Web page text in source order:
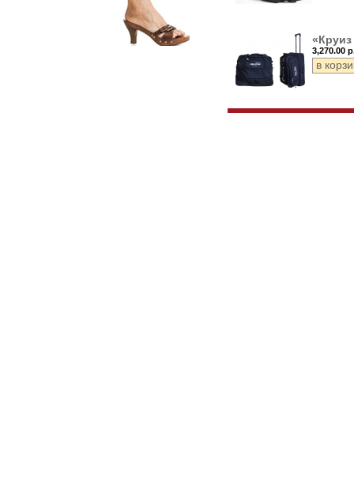
«Круиз
3,270.00